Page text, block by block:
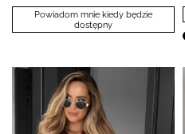
Powiadom mnie kiedy będzie
dostępny